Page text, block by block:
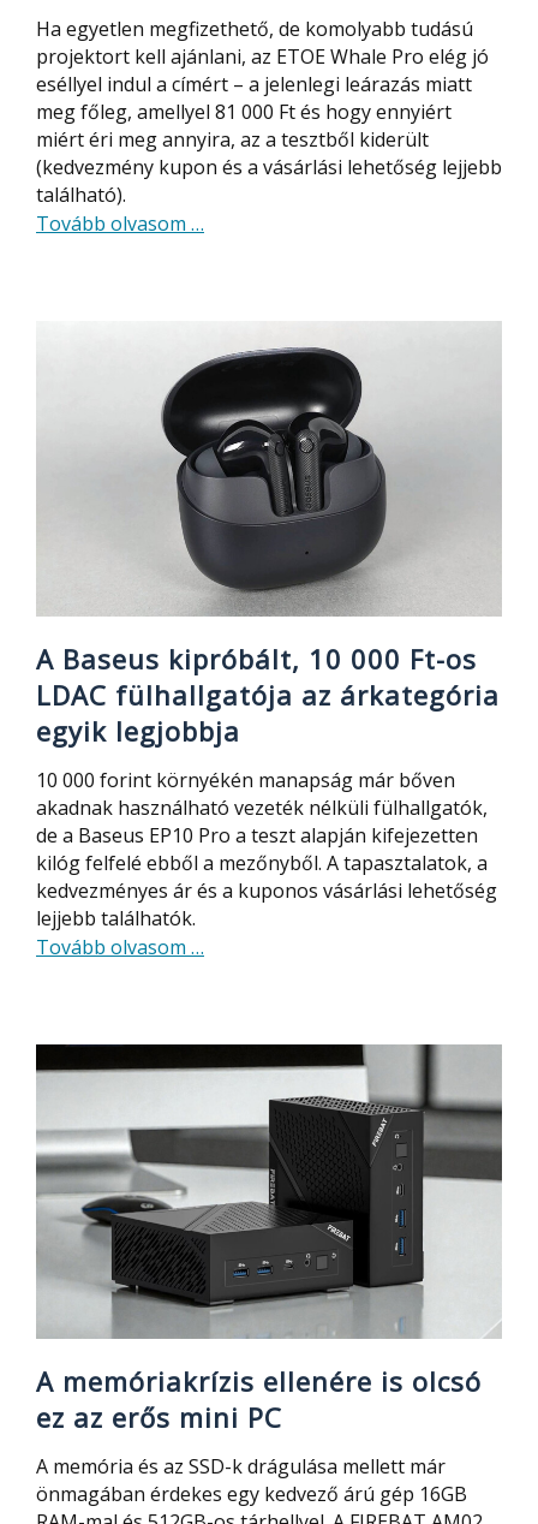
Ha egyetlen megfizethető, de komolyabb tudású
projektort kell ajánlani, az ETOE Whale Pro elég jó
eséllyel indul a címért – a jelenlegi leárazás miatt
meg főleg, amellyel 81 000 Ft és hogy ennyiért
miért éri meg annyira, az a tesztből kiderült
(kedvezmény kupon és a vásárlási lehetőség lejjebb
található).
Tovább olvasom about
és
W-
os
egyetlen
tesztelt
és
olcsó
projektorban
…
A Baseus kipróbált, 10 000 Ft-os
LDAC fülhallgatója az árkategória
egyik legjobbja
10 000 forint környékén manapság már bőven
akadnak használható vezeték nélküli fülhallgatók,
de a Baseus EP10 Pro a teszt alapján kifejezetten
kilóg felfelé ebből a mezőnyből. A tapasztalatok, a
kedvezményes ár és a kuponos vásárlási lehetőség
lejjebb találhatók.
Tovább olvasom about
10
Ft-
fülhallgatója
az
árkategória
egyik
legjobbja
…
A memóriakrízis ellenére is olcsó
ez az erős mini PC
A memória és az SSD-k drágulása mellett már
önmagában érdekes egy kedvező árú gép 16GB